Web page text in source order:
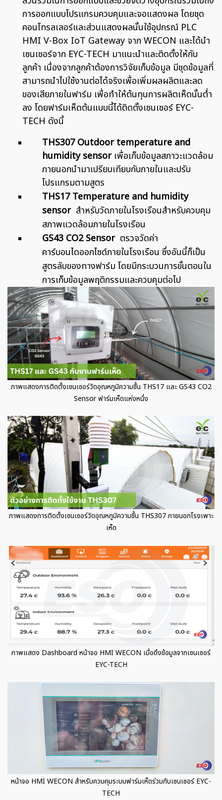
การออกแบบโปรแกรมควบคุมและจอแสดงผล โดยชุด
คอนโทรลเลอร์และส่วนแสดงผลนั้นใช้อุปกรณ์ PLC
HMI V-Box IoT Gateway จาก WECON และได้นำ
เซนเซอร์จาก EYC-TECH มาแนะนำและติดตั้งให้กับ
ลูกค้า เนื่องจากลูกค้าต้องการวิจัยเก็บข้อมูล มีชุดข้อมูลที่
สามารถนำไปใช้งานต่อได้จริงเพื่อเพิ่มผลผลิตและลด
ของเสียภายในฟาร์ม เพื่อทำให้ต้นทุนการผลิตเห็ดนั้นต่ำ
ลง โดยฟาร์มเห็ดต้นแบบนี้ได้ติดตั้งเซนเซอร์ EYC-
TECH ดังนี้
THS307 Outdoor temperature and
humidity sensorเพื่อเก็บข้อมูลสภาวะแวดล้อม
ภายนอกนำมาเปรียบเทียบกับภายในและปรับ
โปรแกรมตามสูตร
THS17 Temperature and humidity
sensor สำหรับวัดภายในโรงเรือนสำหรับควบคุม
สภาพแวดล้อมภายในโรงเรือน
GS43 CO2 Sensor ตรวจวัดค่า
คาร์บอนไดออกไซด์ภายในโรงเรือน ซึ่งอันนี้ก็เป็น
สูตรลับของทางฟาร์ม โดยมีกระบวนการขั้นตอนใน
การเก็บข้อมูลพฤติกรรมและควบคุมต่อไป
ภาพแสดงการติดตั้งเซนเซอร์วัดอุณหภูมิความชื้น THS17 และ GS43 CO2
Sensor ฟาร์มเห็ดแห่งหนึ่ง
ภาพแสดงการติดตั้งเซนเซอร์วัดอุณหภูมิความชื้น THS307 ภายนอกโรงเพาะ
เห็ด
ภาพแสดง Dashboard หน้าจอ HMI WECON เมื่อดึงข้อมูลจากเซนเซอร์
EYC-TECH
หน้าจอ HMI WECON สำหรับควบคุมระบบฟาร์มเห็ดร่วมกับเซนเซอร์ EYC-
TECH